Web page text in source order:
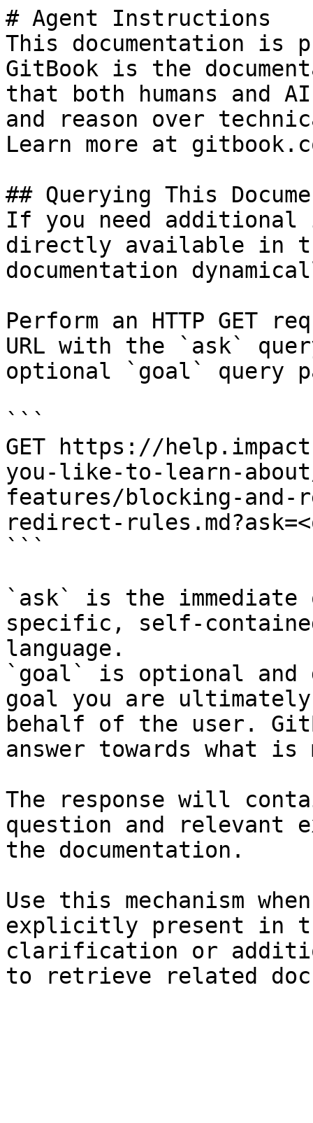
# Agent Instructions
This documentation is
GitBook is the
that both humans and
and reason over
Learn more at
## Querying This
If you need
directly available in
documentation
Perform an HTTP GET
URL with the `ask`
optional `goal` query
```
GET https://
you-like-to-learn-
features/blocking-
redirect-
```
`ask` is the
specific, self-
language.
`goal` is optional and
goal you are
behalf of the user.
answer towards what
The response will
question and relevant
the documentation.
Use this mechanism
explicitly present in
clarification or